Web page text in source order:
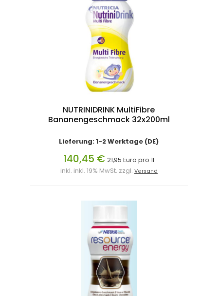
NUTRINIDRINK MultiFibre
Bananengeschmack 32x200ml
Lieferung: 1-2 Werktage (DE)
140,45 € 21,95 Euro pro 1l
inkl. inkl. 19% MwSt. zzgl. Versand